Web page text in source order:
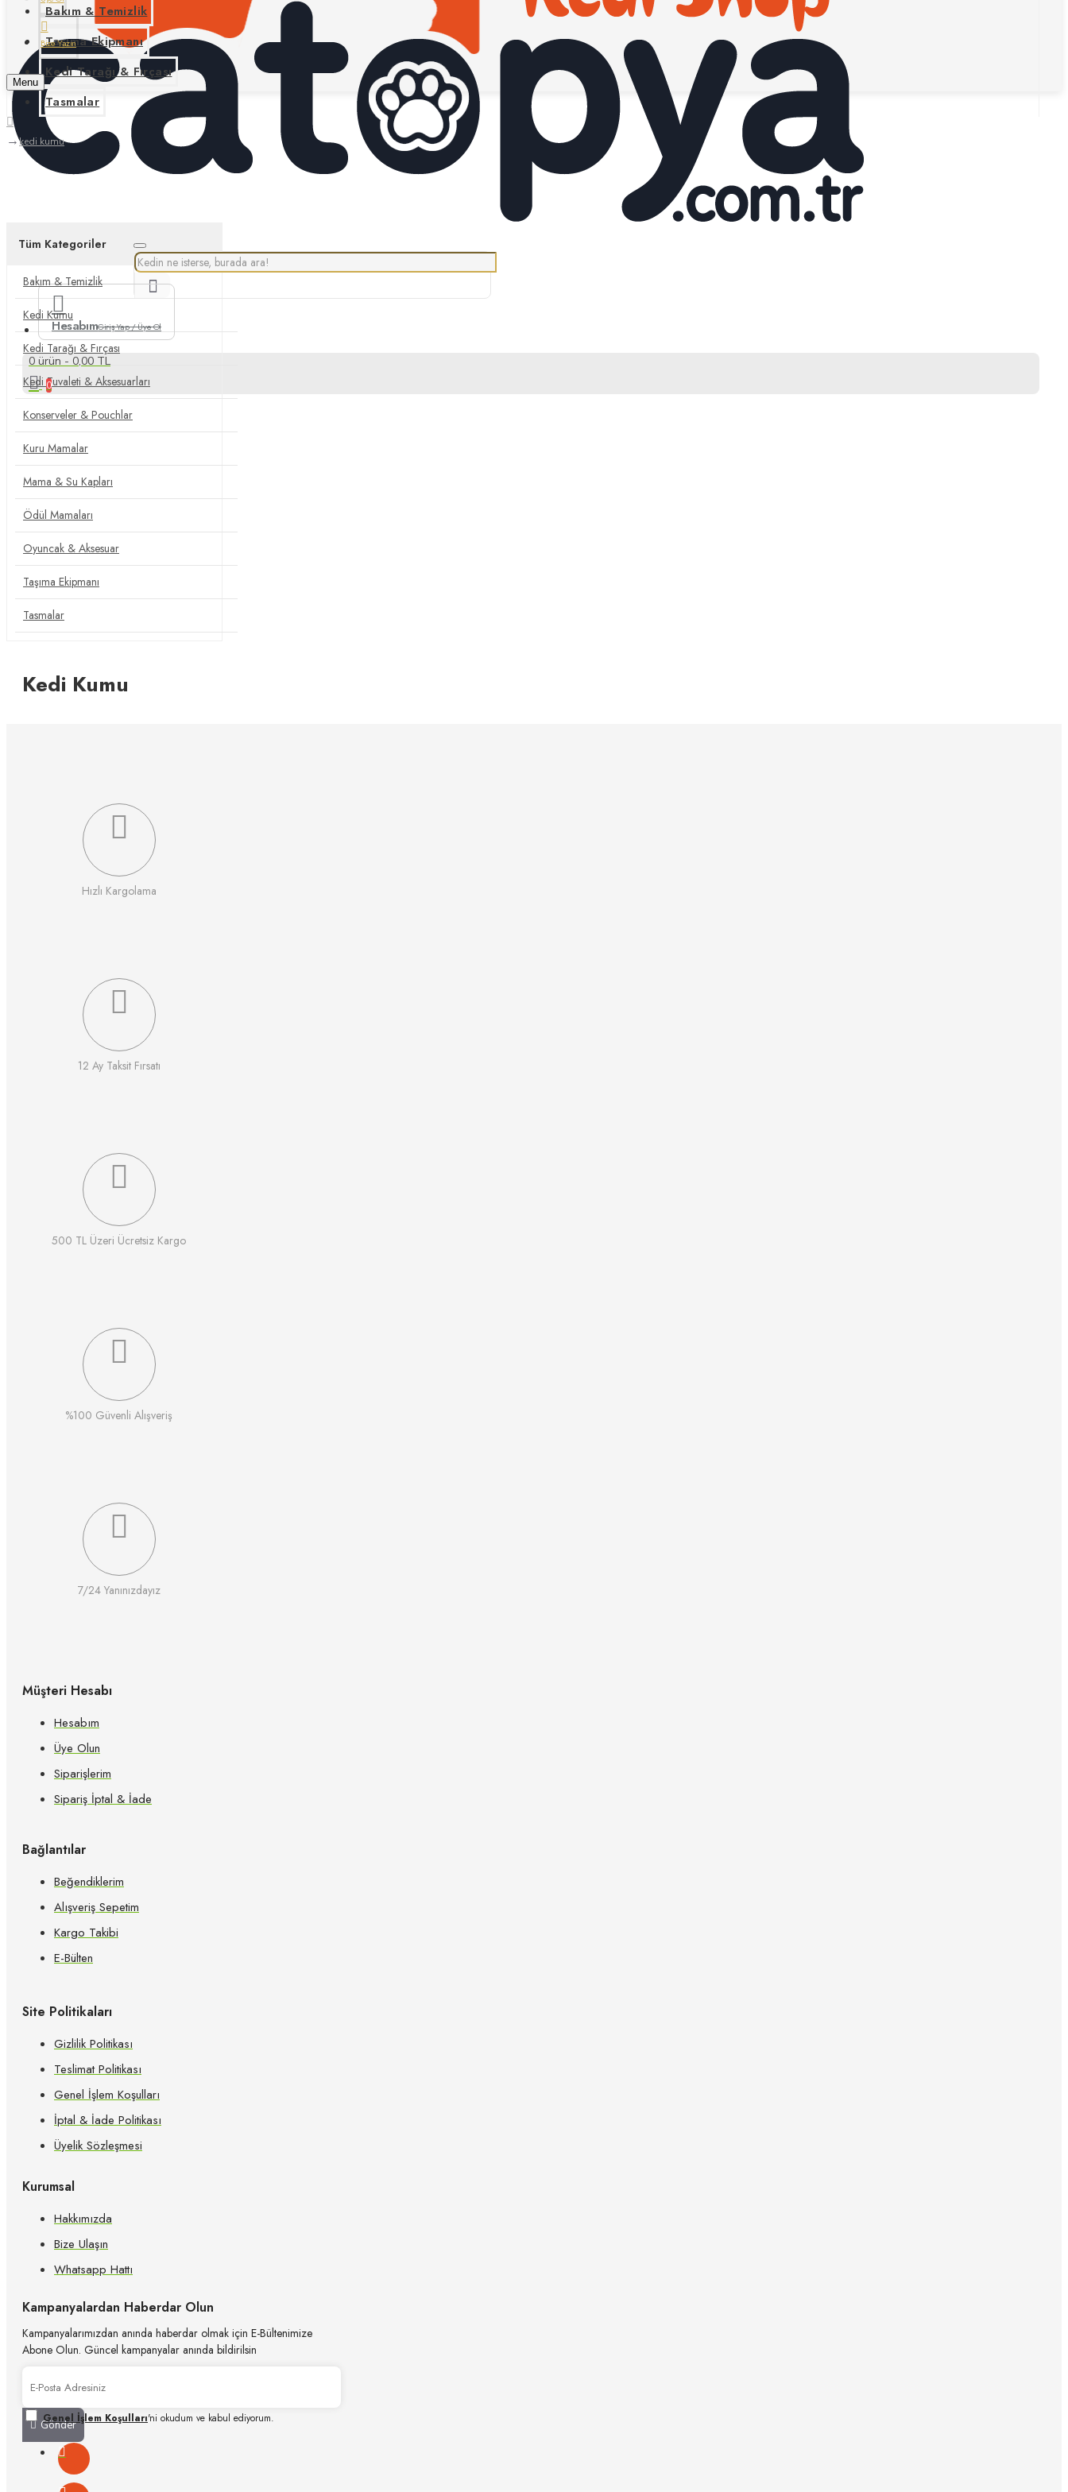
HesabımGiriş Yap / Üye Ol
0 ürün - 0,00 TL
0
Bakım & Temizlik
Taşıma Ekipmanı
Kedi Tarağı & Fırçası
Tasmalar
Bize Yazın
Menu
kedi kumu
Tüm Kategoriler
Bakım & Temizlik
Kedi Kumu
Kedi Tarağı & Fırçası
Kedi Tuvaleti & Aksesuarları
Konserveler & Pouchlar
Kuru Mamalar
Mama & Su Kapları
Ödül Mamaları
Oyuncak & Aksesuar
Taşıma Ekipmanı
Tasmalar
Kedi Kumu
Hızlı Kargolama
12 Ay Taksit Fırsatı
500 TL Üzeri Ücretsiz Kargo
%100 Güvenli Alışveriş
7/24 Yanınızdayız
Müşteri Hesabı
Hesabım
Üye Olun
Siparişlerim
Sipariş İptal & İade
Bağlantılar
Beğendiklerim
Alışveriş Sepetim
Kargo Takibi
E-Bülten
Site Politikaları
Gizlilik Politikası
Teslimat Politikası
Genel İşlem Koşulları
İptal & İade Politikası
Üyelik Sözleşmesi
Kurumsal
Hakkımızda
Bize Ulaşın
Whatsapp Hattı
Kampanyalardan Haberdar Olun
Kampanyalarımızdan anında haberdar olmak için E-Bültenimize
Abone Olun. Güncel kampanyalar anında bildirilsin
Gönder
Genel İşlem Koşulları'ni okudum ve kabul ediyorum.